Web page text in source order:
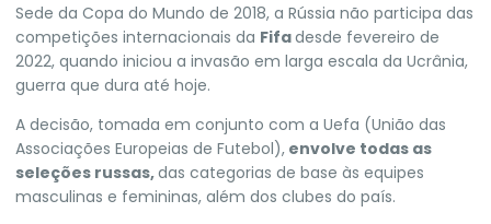
Sede da Copa do Mundo de 2018, a Rússia não participa das
competições internacionais da Fifadesde fevereiro de
2022, quando iniciou a invasão em larga escala da Ucrânia,
guerra que dura até hoje.
A decisão, tomada em conjunto com a Uefa (União das
Associações Europeias de Futebol), envolve todas as
seleções russas,das categorias de base às equipes
masculinas e femininas, além dos clubes do país.